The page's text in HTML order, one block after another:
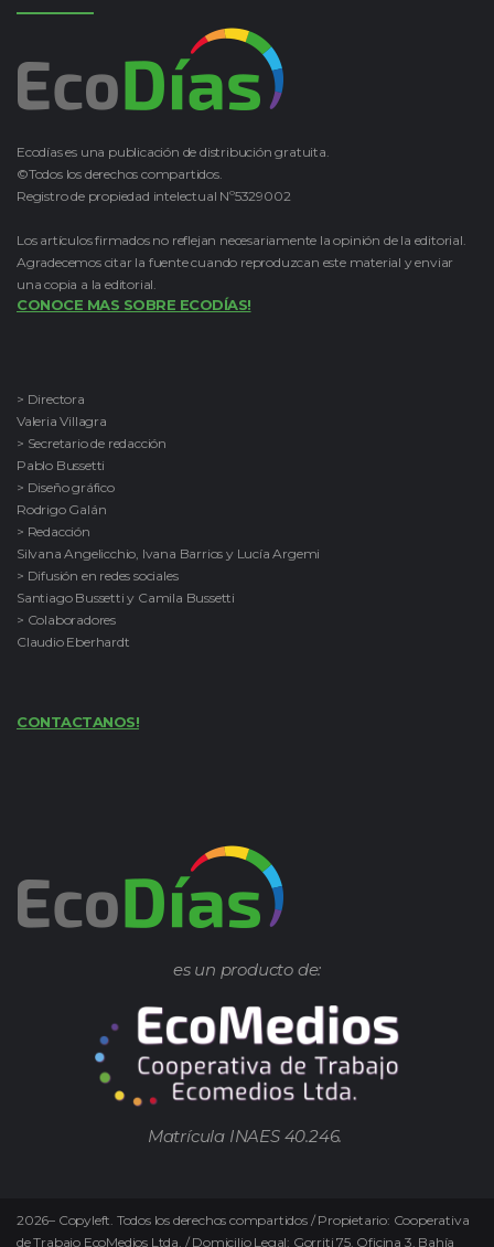
Ecodías es una publicación de distribución gratuita.
©Todos los derechos compartidos.
Registro de propiedad intelectual Nº5329002
Los artículos firmados no reflejan necesariamente la opinión de la editorial.
Agradecemos citar la fuente cuando reproduzcan este material y enviar
una copia a la editorial.
CONOCE MAS SOBRE ECODÍAS!
> Directora
Valeria Villagra
> Secretario de redacción
Pablo Bussetti
> Diseño gráfico
Rodrigo Galán
> Redacción
Silvana Angelicchio, Ivana Barrios y Lucía Argemi
> Difusión en redes sociales
Santiago Bussetti y Camila Bussetti
> Colaboradores
Claudio Eberhardt
CONTACTANOS!
es un producto de:
Matrícula INAES 40.246.
2026– Copyleft. Todos los derechos compartidos / Propietario: Cooperativa
de Trabajo EcoMedios Ltda. / Domicilio Legal: Gorriti 75. Oficina 3. Bahía